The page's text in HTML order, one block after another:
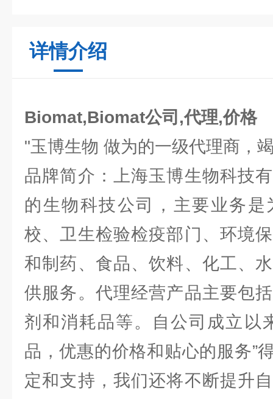
详情介绍
Biomat,Biomat公司,代理,价格
"玉博生物 做为的一级代理商，
品牌简介：上海玉博生物科技
的生物科技公司，主要业务
校、卫生检验检疫部门、环境
和制药、食品、饮料、化工、
供服务。代理经营产品主要包
剂和消耗品等。自公司成立以
品，优惠的价格和贴心的服务”
定和支持，我们还将不断提升